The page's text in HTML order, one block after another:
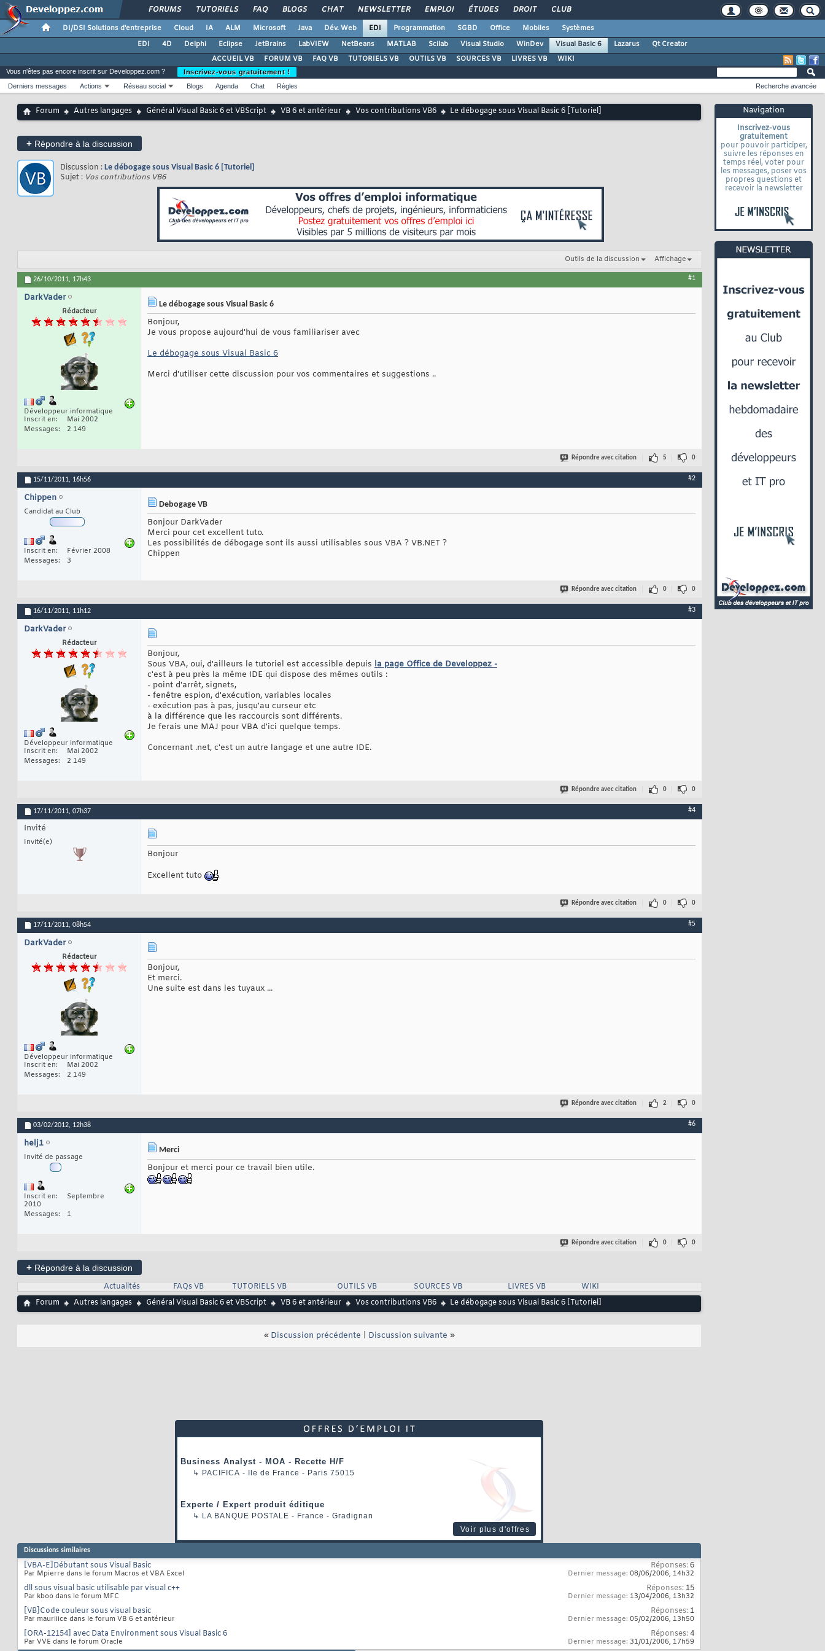
FORUMS TUTORIELS FAQ BLOGS CHAT NEWSLETTER EMPLOI ÉTUDES DROIT CLUB
DI/DSI Solutions d'entreprise Cloud IA ALM Microsoft Java Dév. Web EDI Programmation SGBD Office Mobiles
Systèmes
EDI
4D Delphi Eclipse JetBrains LabVIEW NetBeans MATLAB Scilab Visual Studio WinDev Visual Basic 6 Lazarus
Qt Creator
ACCUEIL VB
FORUM VB FAQ VB TUTORIELS VB OUTILS VB SOURCES VB LIVRES VB WIKI
Navigation
Inscrivez-vous
gratuitement
pour pouvoir participer,
suivre les réponses en
temps réel, voter pour
les messages, poser vos
propres questions et
recevoir la newsletter
Vous n'êtes pas encore inscrit sur Developpez.com ?
Inscrivez-vous gratuitement !
Derniers messages
Actions Réseau social Blogs Agenda Chat Règles Recherche avancée
Forum Autres langages Général Visual Basic 6 et VBScript VB 6 et antérieur Vos contributions VB6 Le débogage sous Visual Basic 6 [Tutoriel]
+ Répondre à la discussion
Discussion : Le débogage sous Visual Basic 6 [Tutoriel]
Sujet : Vos contributions VB6
Outils de la discussion Affichage
26/10/2011, 17h43 #1
DarkVader
Rédacteur
Développeur informatique
Inscrit en
Mai 2002
Messages
2 149
Le débogage sous Visual Basic 6
Bonjour,
Je vous propose aujourd'hui de vous familiariser avec
Le débogage sous Visual Basic 6
Merci d'utiliser cette discussion pour vos commentaires et suggestions ..
Répondre avec citation 5 0
15/11/2011, 16h56 #2
Chippen
Candidat au Club
Inscrit en
Février 2008
Messages
3
Debogage VB
Bonjour DarkVader
Merci pour cet excellent tuto.
Les possibilités de débogage sont ils aussi utilisables sous VBA ? VB.NET ?
Chippen
Répondre avec citation 0 0
16/11/2011, 11h12 #3
DarkVader
Rédacteur
Développeur informatique
Inscrit en
Mai 2002
Messages
2 149
Bonjour,
Sous VBA, oui, d'ailleurs le tutoriel est accessible depuis la page Office de Developpez -
c'est à peu près la même IDE qui dispose des mêmes outils :
- point d'arrêt, signets,
- fenêtre espion, d'exécution, variables locales
- exécution pas à pas, jusqu'au curseur etc
à la différence que les raccourcis sont différents.
Je ferais une MAJ pour VBA d'ici quelque temps.
Concernant .net, c'est un autre langage et une autre IDE.
Répondre avec citation 0 0
17/11/2011, 07h37 #4
Invité
Invité(e)
Bonjour
Excellent tuto
Répondre avec citation 0 0
17/11/2011, 08h54 #5
DarkVader
Rédacteur
Développeur informatique
Inscrit en
Mai 2002
Messages
2 149
Bonjour,
Et merci.
Une suite est dans les tuyaux ...
Répondre avec citation 2 0
03/02/2012, 12h38 #6
helj1
Invité de passage
Inscrit en
Septembre
2010
Messages
1
Merci
Bonjour et merci pour ce travail bien utile.
Répondre avec citation 0 0
+ Répondre à la discussion
Actualités
FAQs VB TUTORIELS VB OUTILS VB SOURCES VB LIVRES VB
WIKI
Forum
Autres langages Général Visual Basic 6 et VBScript VB 6 et antérieur Vos contributions VB6 Le débogage sous Visual Basic 6 [Tutoriel]
« Discussion précédente Discussion suivante »
Business Analyst - MOA - Recette H/F
↳ PACIFICA - Ile de France - Paris 75015
Experte / Expert produit éditique
↳ LA BANQUE POSTALE - France - Gradignan
Voir plus d'offres
Discussions similaires
[VBA-E]Débutant sous Visual Basic
Par Mpierre dans le forum Macros et VBA Excel
Réponses:6
Dernier message: 08/06/2006, 14h32
dll sous visual basic utilisable par visual c++
Par kboo dans le forum MFC
Réponses: 15
Dernier message: 13/04/2006, 13h32
[VB]Code couleur sous visual basic
Par mauriiice dans le forum VB 6 et antérieur
Réponses: 1
Dernier message: 05/02/2006, 13h50
[ORA-12154] avec Data Environment sous Visual Basic 6
Par VVE dans le forum Oracle
Réponses:4
Dernier message: 31/01/2006, 17h59